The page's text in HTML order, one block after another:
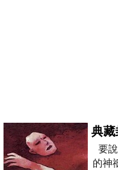
典藏
要
的神